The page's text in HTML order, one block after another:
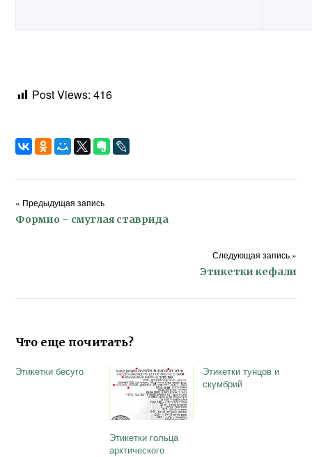
Post Views: 416
« Предыдущая запись
Формио – смуглая ставрида
Следующая запись »
Этикетки кефали
Что еще почитать?
Этикетки бесуго
Этикетки гольца
арктического
Этикетки тунцов и
скумбрий